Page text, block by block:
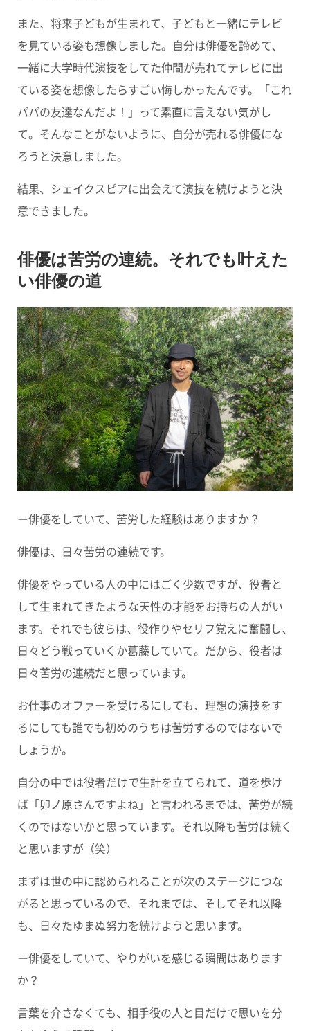
また、将来子どもが生まれて、子どもと一緒にテレビ
を見ている姿も想像しました。自分は俳優を諦めて、
一緒に大学時代演技をしてた仲間が売れてテレビに出
ている姿を想像したらすごい悔しかったんです。
「これ
パパの友達なんだよ！」って素直に言えない気がし
て。そんなことがないように、自分が売れる俳優にな
ろうと決意しました。
結果、シェイクスピアに出会えて演技を続けようと決
意できました。
俳優は苦労の連続。それでも叶えた
い俳優の道
ー俳優をしていて、苦労した経験はありますか？
俳優は、日々苦労の連続です。
俳優をやっている人の中にはごく少数ですが、役者と
して生まれてきたような天性の才能をお持ちの人がい
ます。それでも彼らは、役作りやセリフ覚えに奮闘し、
日々どう戦っていくか葛藤していて。だから、役者は
日々苦労の連続だと思っています。
お仕事のオファーを受けるにしても、理想の演技をす
るにしても誰でも初めのうちは苦労するのではないで
しょうか。
自分の中では役者だけで生計を立てられて、道を歩け
ば「卯ノ原さんですよね」と言われるまでは、苦労が続
くのではないかと思っています。それ以降も苦労は続く
と思いますが（笑）
まずは世の中に認められることが次のステージにつな
がると思っているので、それまでは、そしてそれ以降
も、日々たゆまぬ努力を続けようと思います。
ー俳優をしていて、やりがいを感じる瞬間はあります
か？
言葉を介さなくても、相手役の人と目だけで思いを分